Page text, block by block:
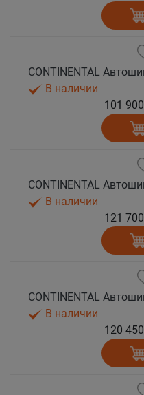
В наличии
101
В наличии
121
В наличии
120